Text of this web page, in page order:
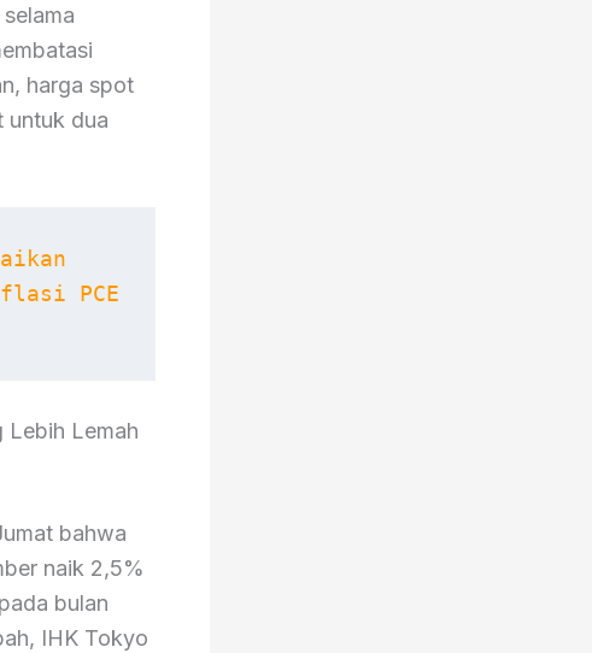
harga spot
untuk dua
PCE
Lebih Lemah
bahwa
naik 2,5%
bulan
IHK Tokyo